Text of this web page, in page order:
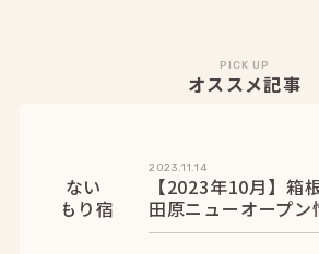
PICK UP
オススメ記事
もしない
おこもり宿
2023.11.14
【2023年10月】箱根
田原ニューオープン